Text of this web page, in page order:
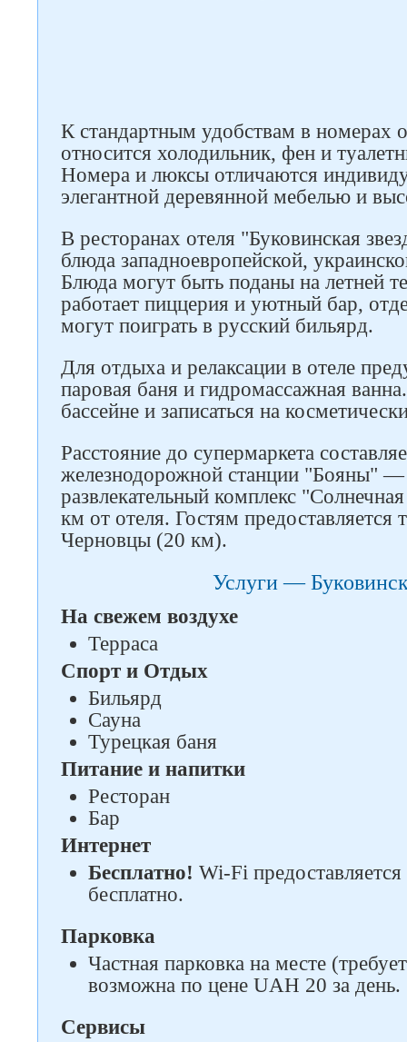
К стандартным удобствам в номерах
относится холодильник, фен и
Номера и люксы отличаются
элегантной деревянной мебелью и
В ресторанах отеля "Буковинская
блюда западноевропейской,
Блюда могут быть поданы на летней
работает пиццерия и уютный бар,
могут поиграть в русский бильярд.
Для отдыха и релаксации в отеле
паровая баня и гидромассажная
бассейне и записаться на
Расстояние до супермаркета
железнодорожной станции "Бояны"
развлекательный комплекс
км от отеля. Гостям предоставляется
Черновцы (20 км).
Услуги —
На свежем воздухе
Терраса
Спорт и Отдых
Бильярд
Сауна
Турецкая баня
Питание и напитки
Ресторан
Бар
Интернет
Бесплатно! Wi-Fi
бесплатно.
Парковка
Частная парковка на месте
возможна по цене UAH 20 за день.
Сервисы